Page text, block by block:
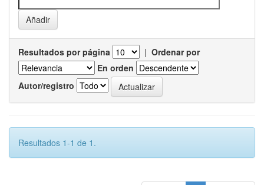
Resultados por página | Ordenar por
En orden
Autor/registro
Resultados 1-1 de 1.